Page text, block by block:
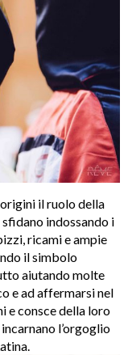
il ruolo della
indossando i
ricami e ampie
il simbolo
aiutando molte
e ad affermarsi nel
e consce della loro
incarnano l’orgoglio